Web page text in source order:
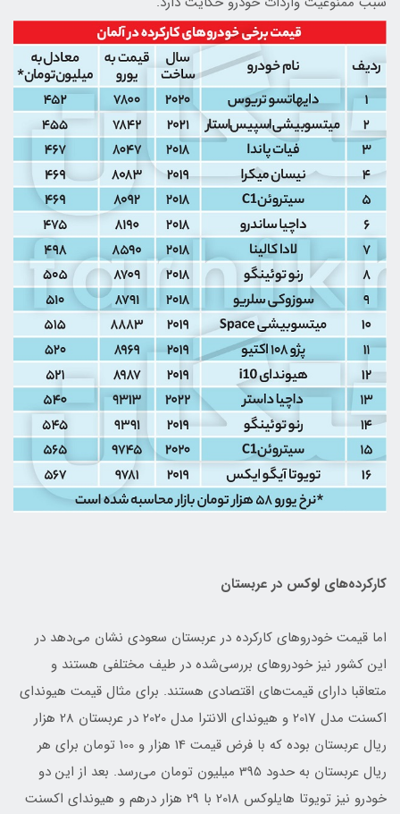
کارکرده‌های لوکس‌ در عربستان
اما قیمت خودروهای کارکرده در عربستان سعودی نشان می‌دهد در
این کشور نیز خودروهای بررسی‌شده در طیف مختلفی هستند و
متعاقبا دارای قیمت‌های اقتصادی هستند. برای مثال قیمت هیوندای
اکسنت مدل 2017 و هیوندای الانترا مدل 2020 در عربستان 28 هزار
ریال عربستان بوده که با فرض قیمت 14 هزار و 100 تومان برای هر
ریال عربستان به حدود 395 میلیون تومان می‌رسد. بعد از این دو
خودرو نیز تویوتا هایلوکس 2018 با 29 هزار درهم و هیوندای اکسنت